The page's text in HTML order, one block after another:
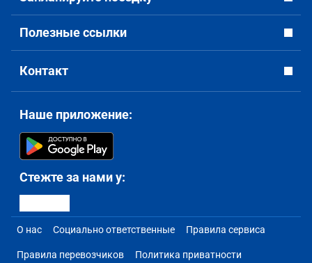
Полезные ссылки
Контакт
Наше приложение:
Стежте за нами у:
О нас Социально ответственные Правила сервиса
Правила перевозчиков Политика приватности